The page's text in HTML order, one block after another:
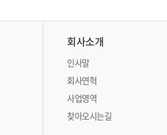
회사소개
인사말
회사연혁
사업영역
찾아오시는길